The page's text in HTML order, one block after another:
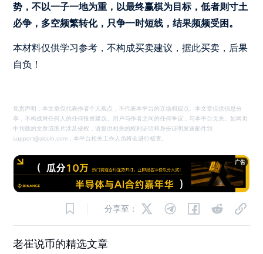
势，不以一子一地为重，以最终赢棋为目标，低者则寸土
必争，多空频繁转化，只争一时短线，结果频频受困。
本材料仅供学习参考，不构成买卖建议，据此买卖，后果
自负！
免责声明：本文章仅代表作者个人观点，不代表本平台的立场和观点。本文章仅供信息分
享，不构成对任何人的任何投资建议。用户与作者之间的任何争议，与本平台无关。如网页
中刊载的文章或图片涉及侵权，请提供相关的权利证明和身份证明发送邮件到
support@aicoin.com，本平台相关工作人员将会进行核查。
广告
分享至：
老崔说币的精选文章